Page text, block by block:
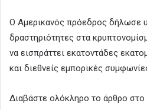
Ο Αμερικανός πρόεδρος δήλωσε
δραστηριότητες στα
να εισπράττει εκατοντάδες
και διεθνείς εμπορικές
Διαβάστε ολόκληρο το άρθρο στο